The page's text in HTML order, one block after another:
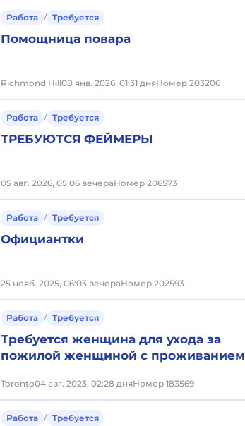
Работа / Требуется
Помощница повара
Richmond Hill08 янв. 2026, 01:31 дняНомер 203206
Работа / Требуется
ТРЕБУЮТСЯ ФЕЙМЕРЫ
05 авг. 2026, 05:06 вечераНомер 206573
Работа / Требуется
Официантки
25 нояб. 2025, 06:03 вечераНомер 202593
Работа / Требуется
Требуется женщина для ухода за
пожилой женщиной с проживанием
Toronto04 авг. 2023, 02:28 дняНомер 183569
Работа / Требуется